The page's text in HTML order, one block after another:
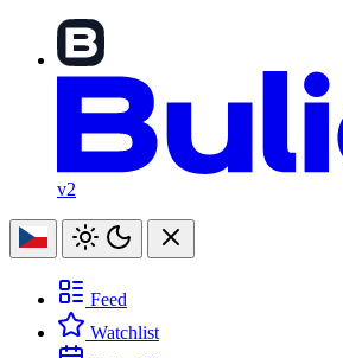
v2
Feed
Watchlist